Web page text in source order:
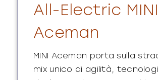
All-Electric MINI
Aceman
MINI Aceman porta sulla
mix unico di agilità,